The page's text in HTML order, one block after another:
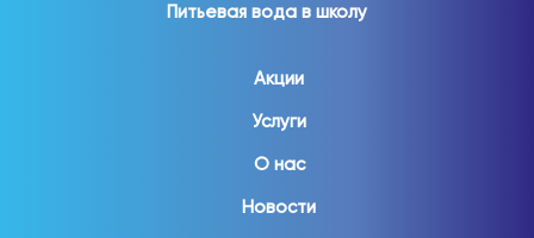
Питьевая вода в школу
Акции
Услуги
О нас
Новости